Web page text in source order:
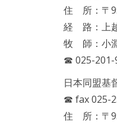
住 所：〒
経 路：上
牧 師：小
☎ 025-201-
日本同盟基
☎ fax 025-
住 所：〒